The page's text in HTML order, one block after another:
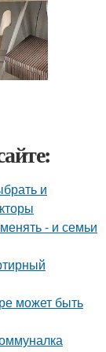
и
- и семьи
может быть